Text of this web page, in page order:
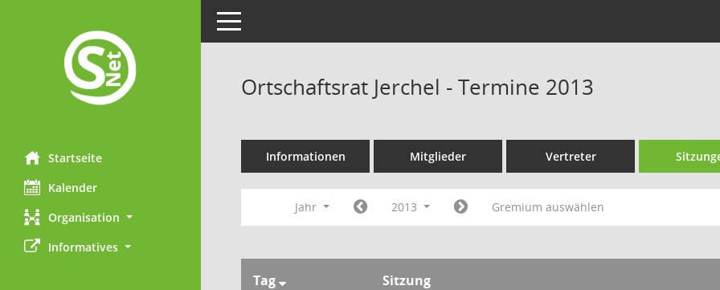
Startseite
Kalender
Organisation
Informatives
Toggle navigation
Ortschaftsrat Jerchel - Termine 2013
Informationen Mitglieder Vertreter
Jahr 2013 Gremium auswählen
Tag Sitzung